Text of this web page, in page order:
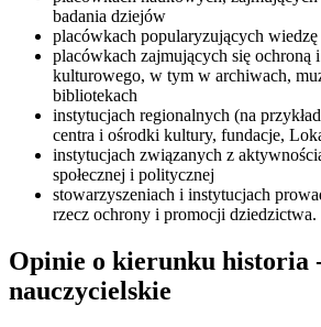
badania dziejów
placówkach popularyzujących
placówkach zajmujących się ochroną
kulturowego, w tym w archiwach,
bibliotekach
instytucjach regionalnych (na
centra i ośrodki kultury, fundacje,
instytucjach związanych z
społecznej i politycznej
stowarzyszeniach i instytucjach
rzecz ochrony i promocji dziedzictwa.
Opinie o kierunku historia
nauczycielskie